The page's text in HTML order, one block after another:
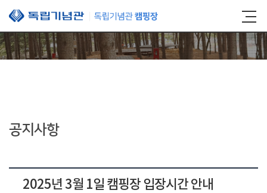
본문 바로가기
공지사항
2025년 3월 1일 캠핑장 입장시간 안내